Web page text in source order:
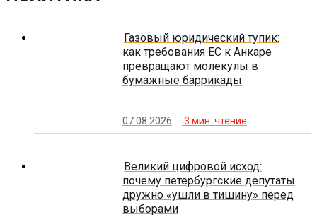
Газовый юридический тупик:
как требования ЕС к Анкаре
превращают молекулы в
бумажные баррикады
07.08.2026 3 мин. чтение
Великий цифровой исход:
почему петербургские депутаты
дружно «ушли в тишину» перед
выборами